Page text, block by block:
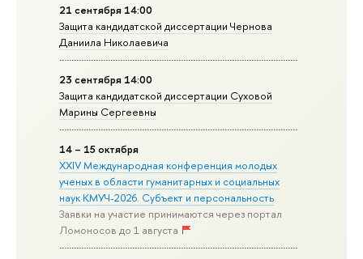
21 сентября 14:00
Защита кандидатской диссертации Чернова
Даниила Николаевича
23 сентября 14:00
Защита кандидатской диссертации Суховой
Марины Сергеевны
14 – 15 октября
XXIV Международная конференция молодых
ученых в области гуманитарных и социальных
наук КМУЧ-2026. Субъект и персональность
Заявки на участие принимаются через портал
Ломоносов до 1 августа